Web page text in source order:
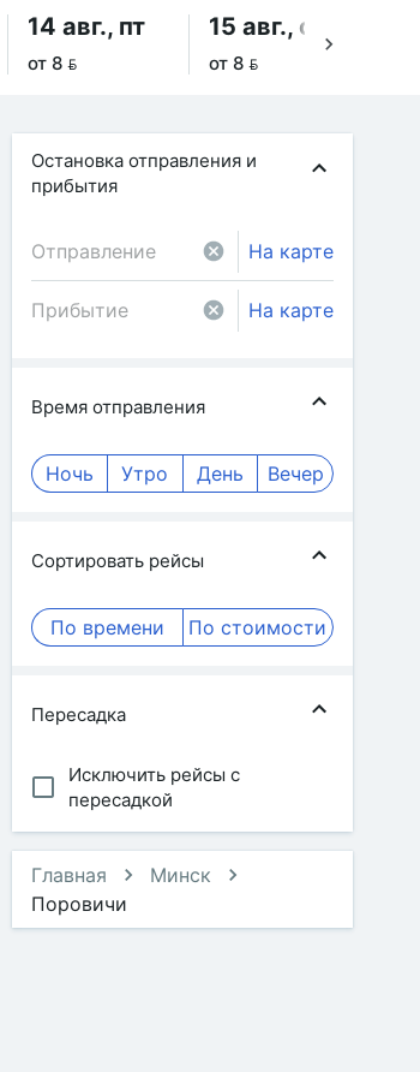
14 авг., пт
от 8 
15 авг., сб
от 8 
Остановка отправления и
прибытия
На карте
На карте
Время отправления
Ночь Утро День Вечер
Сортировать рейсы
По времени По стоимости
Пересадка
Исключить рейсы с
пересадкой
Главная
Минск
Поровичи